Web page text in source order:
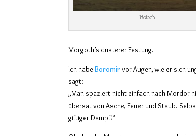
Moloch
Morgoth’s düsterer Festung.
Ich habeBoromirvor Augen, wie er sich
sagt:
„Man spaziert nicht einfach nach Mordor
übersät von Asche, Feuer und Staub.
giftiger Dampf!“